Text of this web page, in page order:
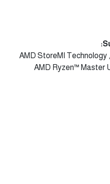
AMD StoreMI Technology
AMD Ryzen™ Master